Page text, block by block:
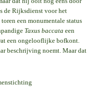
de Rijksdienst voor het
een monumentale status
Taxus baccata een
een ongelooflijke bofkont.
beschrijving noemt. Maar dat